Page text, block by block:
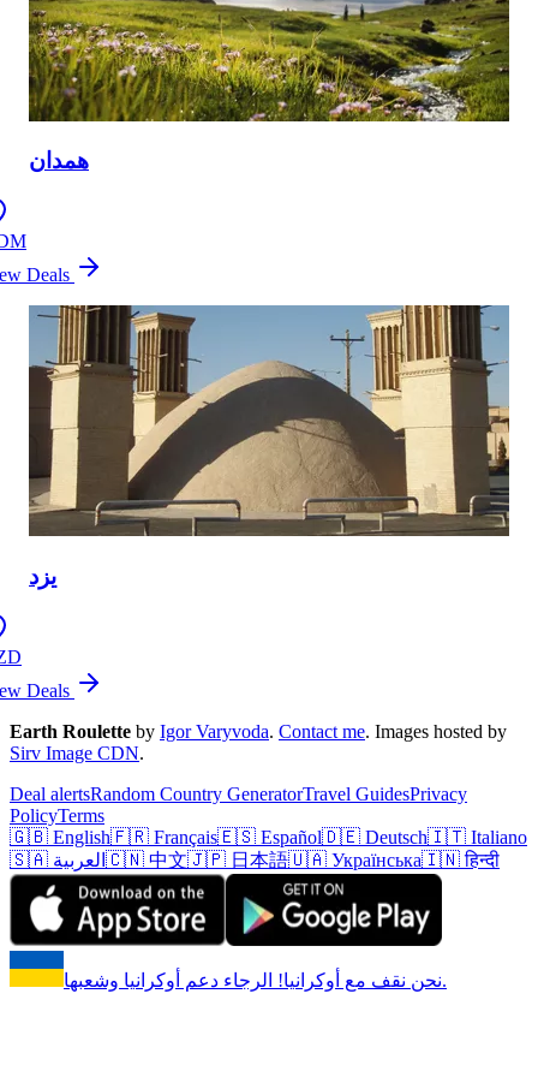
همدان
Deals
يزد
Deals
Earth Roulette by Igor Varyvoda. Contact me. Images hosted by
Sirv Image CDN.
Deal alertsRandom Country GeneratorTravel GuidesPrivacy
PolicyTerms
🇬🇧 English🇫🇷 Français🇪🇸 Español🇩🇪 Deutsch🇮🇹 Italiano
🇸🇦 العربية 🇨🇳 中文🇯🇵 日本語🇺🇦 Українська🇮🇳 हिन्दी
نحن نقف مع أوكرانيا! الرجاء دعم أوكرانيا وشعبها.